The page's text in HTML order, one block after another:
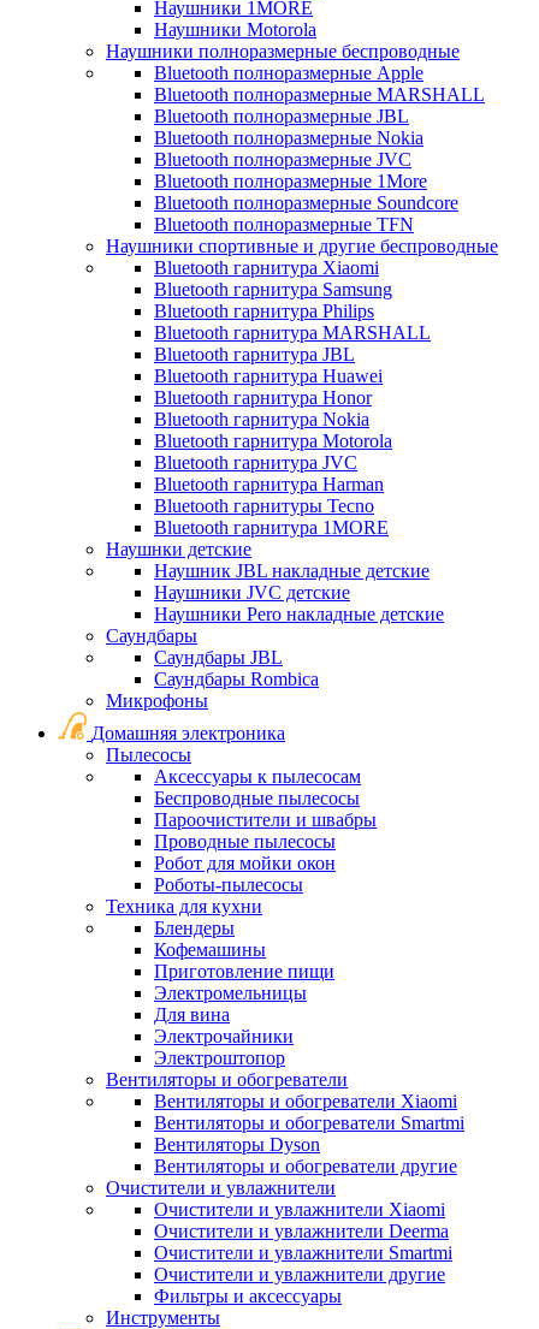
Наушники 1MORE
Наушники Motorola
Наушники полноразмерные беспроводные
Bluetooth полноразмерные Apple
Bluetooth полноразмерные MARSHALL
Bluetooth полноразмерные JBL
Bluetooth полноразмерные Nokia
Bluetooth полноразмерные JVC
Bluetooth полноразмерные 1More
Bluetooth полноразмерные Soundcore
Bluetooth полноразмерные TFN
Наушники спортивные и другие беспроводные
Bluetooth гарнитура Xiaomi
Bluetooth гарнитура Samsung
Bluetooth гарнитура Philips
Bluetooth гарнитура MARSHALL
Bluetooth гарнитура JBL
Bluetooth гарнитура Huawei
Bluetooth гарнитура Honor
Bluetooth гарнитура Nokia
Bluetooth гарнитура Motorola
Bluetooth гарнитура JVC
Bluetooth гарнитура Harman
Bluetooth гарнитуры Tecno
Bluetooth гарнитура 1MORE
Наушнки детские
Наушник JBL накладные детские
Наушники JVC детские
Наушники Pero накладные детские
Саундбары
Саундбары JBL
Саундбары Rombica
Микрофоны
Домашняя электроника
Пылесосы
Аксессуары к пылесосам
Беспроводные пылесосы
Пароочистители и швабры
Проводные пылесосы
Робот для мойки окон
Роботы-пылесосы
Техника для кухни
Блендеры
Кофемашины
Приготовление пищи
Электромельницы
Для вина
Электрочайники
Электроштопор
Вентиляторы и обогреватели
Вентиляторы и обогреватели Xiaomi
Вентиляторы и обогреватели Smartmi
Вентиляторы Dyson
Вентиляторы и обогреватели другие
Очистители и увлажнители
Очистители и увлажнители Xiaomi
Очистители и увлажнители Deerma
Очистители и увлажнители Smartmi
Очистители и увлажнители другие
Фильтры и аксессуары
Инструменты